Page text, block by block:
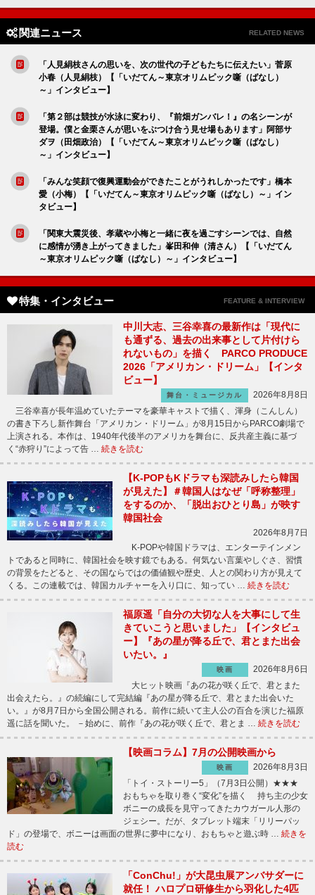
関連ニュース RELATED NEWS
「人見絹枝さんの思いを、次の世代の子どもたちに伝えたい」菅原
小春（人見絹枝）【「いだてん～東京オリムピック噺（ばなし）
～」インタビュー】
「第２部は競技が水泳に変わり、『前畑ガンバレ！』の名シーンが
登場。僕と金栗さんが思いをぶつけ合う見せ場もあります」阿部サ
ダヲ（田畑政治）【「いだてん～東京オリムピック噺（ばなし）
～」インタビュー】
「みんな笑顔で復興運動会ができたことがうれしかったです」橋本
愛（小梅）【「いだてん～東京オリムピック噺（ばなし）～」イン
タビュー】
「関東大震災後、孝蔵や小梅と一緒に夜を過ごすシーンでは、自然
に感情が湧き上がってきました」峯田和伸（清さん）【「いだてん
～東京オリムピック噺（ばなし）～」インタビュー】
特集・インタビュー FEATURE & INTERVIEW
中川大志、三谷幸喜の最新作は「現代に
も通ずる、過去の出来事として片付けら
れないもの」を描く PARCO PRODUCE
2026「アメリカン・ドリーム」【インタ
ビュー】
舞台・ミュージカル
2026年8月8日
三谷幸喜が長年温めていたテーマを豪華キャストで描く、渾身（こんしん）
の書き下ろし新作舞台「アメリカン・ドリーム」が8月15日からPARCO劇場で
上演される。本作は、1940年代後半のアメリカを舞台に、反共産主義に基づ
く“赤狩り”によって告 … 続きを読む
【K-POPもKドラマも深読みしたら韓国
が見えた】＃韓国人はなぜ「呼称整理」
をするのか、「脱出おひとり島」が映す
韓国社会
2026年8月7日
K-POPや韓国ドラマは、エンターテインメン
トであると同時に、韓国社会を映す鏡でもある。何気ない言葉やしぐさ、習慣
の背景をたどると、その国ならではの価値観や歴史、人との関わり方が見えて
くる。この連載では、韓国カルチャーを入り口に、知ってい … 続きを読む
福原遥「自分の大切な人を大事にして生
きていこうと思いました」【インタビュ
ー】『あの星が降る丘で、君とまた出会
いたい。』
映画
2026年8月6日
大ヒット映画『あの花が咲く丘で、君とまた
出会えたら。』の続編にして完結編『あの星が降る丘で、君とまた出会いた
い。』が8月7日から全国公開される。前作に続いて主人公の百合を演じた福原
遥に話を聞いた。 －始めに、前作『あの花が咲く丘で、君とま … 続きを読む
【映画コラム】7月の公開映画から
映画
2026年8月3日
「トイ・ストーリー5」（7月3日公開）★★★
おもちゃを取り巻く“変化”を描く 持ち主の少女
ボニーの成長を見守ってきたカウガール人形の
ジェシー。だが、タブレット端末「リリーパッ
ド」の登場で、ボニーは画面の世界に夢中になり、おもちゃと遊ぶ時 … 続きを
読む
「ConChu!」が大昆虫展アンバサダーに
就任！ ハロプロ研修生から羽化した4匹